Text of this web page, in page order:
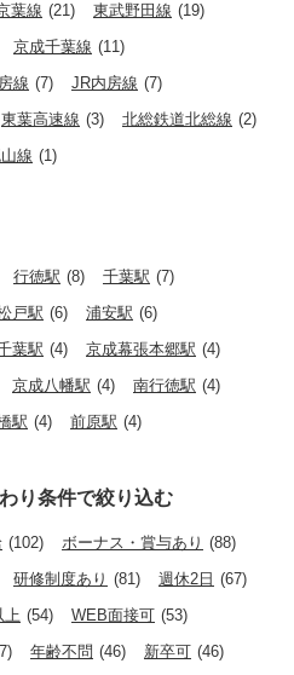
葉線 (21) 東武野田線 (19)
京成千葉線 (11)
線 (7) JR内房線 (7)
東葉高速線 (3) 北総鉄道北総線 (2)
線 (1)
行徳駅 (8) 千葉駅 (7)
戸駅 (6) 浦安駅 (6)
葉駅 (4) 京成幕張本郷駅 (4)
京成八幡駅 (4) 南行徳駅 (4)
駅 (4) 前原駅 (4)
り条件で絞り込む
(102) ボーナス・賞与あり (88)
研修制度あり (81) 週休2日 (67)
上 (54) WEB面接可 (53)
年齢不問 (46) 新卒可 (46)